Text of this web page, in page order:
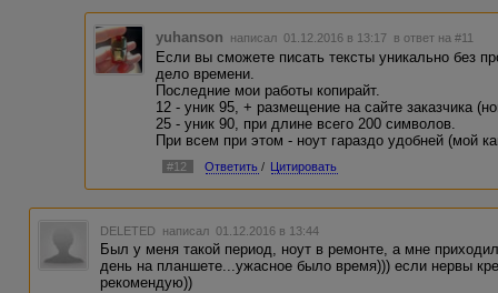
yuhanson написал 01.12.2016 в 13:17 в ответ на #11
Если вы сможете писать тексты уникально без
дело времени.
Последние мои работы копирайт.
12 - уник 95, + размещение на сайте заказчика
25 - уник 90, при длине всего 200 символов.
При всем при этом - ноут гараздо удобней (мой
#12 Ответить / Цитировать
DELETED написал 01.12.2016 в 13:44
Был у меня такой период, ноут в ремонте, а мне
день на планшете...ужасное было время))) если нервы
рекомендую))